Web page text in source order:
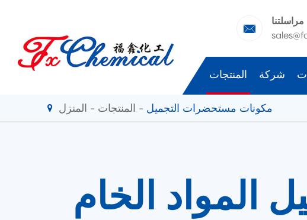

مراسلتنا
المنتجات شركة
المنزل المنتجات مكونات مستحضرات التجميل
الخام